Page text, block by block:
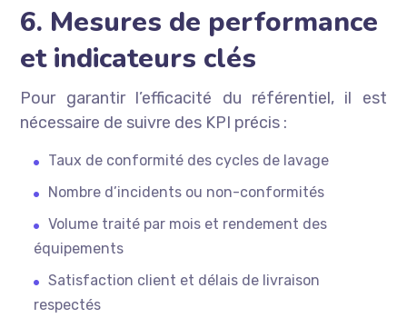
6. Mesures de performance
et indicateurs clés
Pour garantir l’efficacité du référentiel, il est
nécessaire de suivre des KPI précis :
Taux de conformité des cycles de lavage
Nombre d’incidents ou non-conformités
Volume traité par mois et rendement des
équipements
Satisfaction client et délais de livraison
respectés